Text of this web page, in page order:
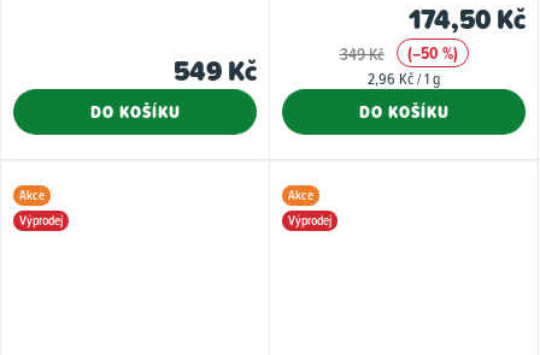
z
5
hvězdiček.
549 Kč
DO KOŠÍKU
174,50 Kč
349 Kč (–50 %)
Měrná
2,96 Kč / 1 g
DO KOŠÍKU
Akce
Výprodej
Akce
Výprodej